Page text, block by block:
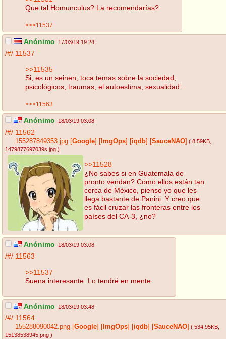
Que tal Homunculus? La recomendarías?
>>>11537
Anónimo 17/03/19 19:24
/#/ 11537
>>11535
Si, es un seinen, toca temas sobre la sociedad,
psicológicos, traumas, el autoestima, sexualidad...
>>>11563
Anónimo 18/03/19 03:08
/#/ 11562
155287849353.jpg Google ImgOps iqdb SauceNAO ( 8.59KB
1479877697039s.jpg )
>>11528
¿No sabes si en Guatemala de
pronto vendan? Como ellos están tan
cerca de México, pienso yo que les
llega bastante de Panini. Y creo que
es fácil cruzar las fronteras entre los
países del CA-3, ¿no?
Anónimo 18/03/19 03:08
/#/ 11563
>>11537
Suena interesante. Lo tendré en mente.
Anónimo 18/03/19 03:48
/#/ 11564
155288090042.png Google ImgOps iqdb SauceNAO ( 534.95KB
15138538945.png )